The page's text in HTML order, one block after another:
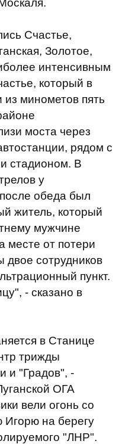
Счастье,
, Золотое,
интенсивным
, который в
из минометов пять
моста через
, рядом с
и стадионом. В
у
после обеда был
житель, который
мужчине
месте от потери
двое сотрудников
пункт.
", - сказано в
в Станице
трижды
и "Градов", -
ОГА
вели огонь со
Игорю на берегу
"ЛНР".